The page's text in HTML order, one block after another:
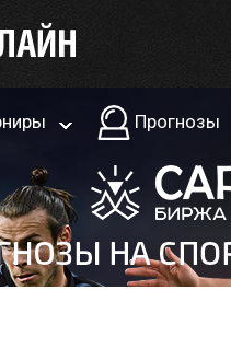
Прогнозы